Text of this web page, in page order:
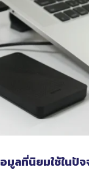
ลที่นิยมใช้ในปั